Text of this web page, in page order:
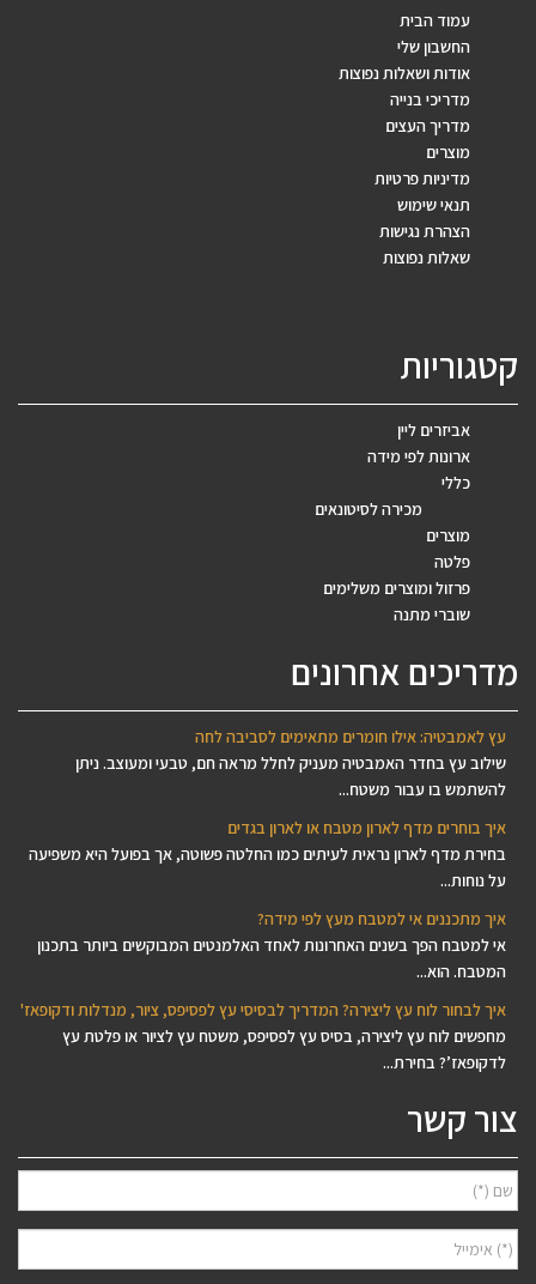
עמוד הבית
החשבון שלי
אודות ושאלות נפוצות
מדריכי בנייה
מדריך העצים
מוצרים
מדיניות פרטיות
תנאי שימוש
הצהרת נגישות
שאלות נפוצות
קטגוריות
אביזרים ליין
ארונות לפי מידה
כללי
מכירה לסיטונאים
מוצרים
פלטה
פרזול ומוצרים משלימים
שוברי מתנה
מדריכים אחרונים
עץ לאמבטיה: אילו חומרים מתאימים לסביבה לחה
שילוב עץ בחדר האמבטיה מעניק לחלל מראה חם, טבעי ומעוצב. ניתן
להשתמש בו עבור משטח...
איך בוחרים מדף לארון מטבח או לארון בגדים
בחירת מדף לארון נראית לעיתים כמו החלטה פשוטה, אך בפועל היא משפיעה
על נוחות...
איך מתכננים אי למטבח מעץ לפי מידה?
אי למטבח הפך בשנים האחרונות לאחד האלמנטים המבוקשים ביותר בתכנון
המטבח. הוא...
איך לבחור לוח עץ ליצירה? המדריך לבסיסי עץ לפסיפס, ציור, מנדלות ודקופאז'
מחפשים לוח עץ ליצירה, בסיס עץ לפסיפס, משטח עץ לציור או פלטת עץ
לדקופאז’? בחירת...
צור קשר